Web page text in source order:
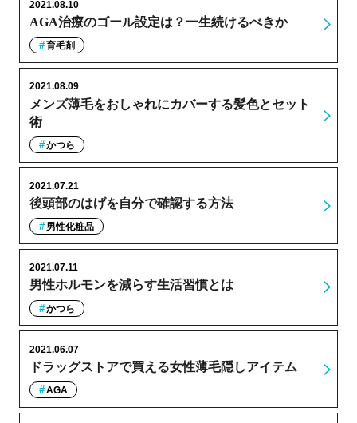
AGA治療のゴール設定は？一生続けるべきか
2021.08.10
育毛剤
メンズ薄毛をおしゃれにカバーする髪色とセット
術
2021.08.09
かつら
後頭部のはげを自分で確認する方法
2021.07.21
男性化粧品
男性ホルモンを減らす生活習慣とは
2021.07.11
かつら
ドラッグストアで買える女性薄毛隠しアイテム
2021.06.07
AGA